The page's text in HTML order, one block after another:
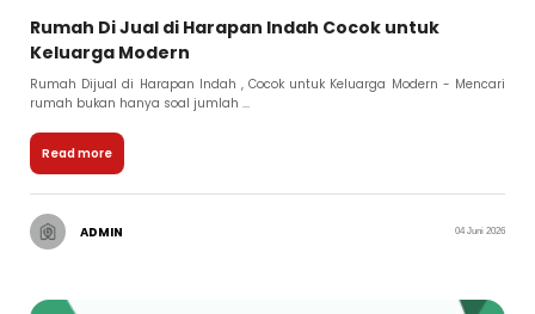
Rumah Di Jual di Harapan Indah Cocok untuk
Keluarga Modern
Rumah Dijual di Harapan Indah , Cocok untuk Keluarga Modern - Mencari
rumah bukan hanya soal jumlah ...
Read more
ADMIN 04 Juni 2026